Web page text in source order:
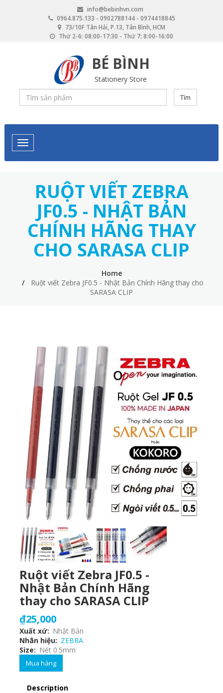
info@bebinhvn.com
0964.875.133 - 0902788144 - 0974418845
73/10F Tân Hải, P.13, Tân Bình, HCM
Thứ 2-6: 08:00-17:30 - Thứ 7: 8:00-16:00
BÉ BÌNH
Stationery Store
Tìm
RUỘT VIẾT ZEBRA
JF0.5 - NHẬT BẢN
CHÍNH HÃNG THAY
CHO SARASA CLIP
Home
Ruột viết Zebra JF0.5 - Nhật Bản Chính Hãng thay cho
SARASA CLIP
Ruột viết Zebra JF0.5 -
Nhật Bản Chính Hãng
thay cho SARASA CLIP
₫25,000
Xuất xứ
Nhật Bản
Nhãn hiệu
ZEBRA
Size
Nét 0.5mm
Mua hàng
Description